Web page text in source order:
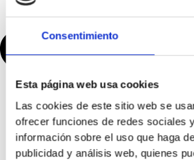
Consentimiento
Esta página web usa cookies
Las cookies de este sitio web se
ofrecer funciones de redes sociales
información sobre el uso que haga
publicidad y análisis web, quienes